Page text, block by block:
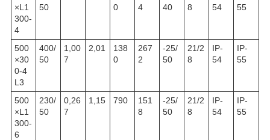
×L1
300-
4
50
0
4
40
8
54
55
500
×30
0-4
L3
400/
50
1,00
7
2,01
138
0
267
2
-25/
50
21/2
8
IP-
54
IP-
55
500
×L1
300-
6
230/
50
0,26
7
1,15 790
151
8
-25/
50
21/2
8
IP-
54
IP-
55